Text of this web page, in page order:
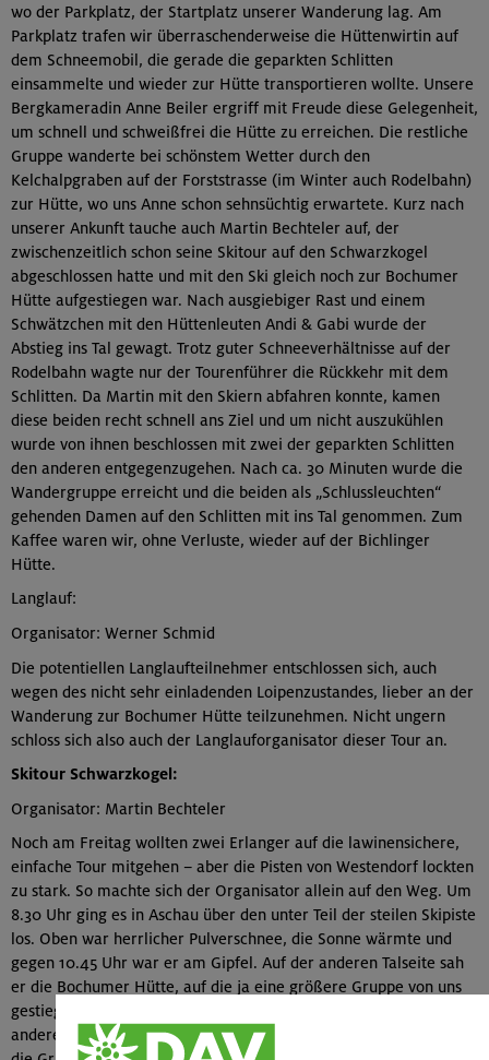
wo der Parkplatz, der Startplatz unserer Wanderung lag. Am
Parkplatz trafen wir überraschenderweise die Hüttenwirtin auf
dem Schneemobil, die gerade die geparkten Schlitten
einsammelte und wieder zur Hütte transportieren wollte. Unsere
Bergkameradin Anne Beiler ergriff mit Freude diese Gelegenheit,
um schnell und schweißfrei die Hütte zu erreichen. Die restliche
Gruppe wanderte bei schönstem Wetter durch den
Kelchalpgraben auf der Forststrasse (im Winter auch Rodelbahn)
zur Hütte, wo uns Anne schon sehnsüchtig erwartete. Kurz nach
unserer Ankunft tauche auch Martin Bechteler auf, der
zwischenzeitlich schon seine Skitour auf den Schwarzkogel
abgeschlossen hatte und mit den Ski gleich noch zur Bochumer
Hütte aufgestiegen war. Nach ausgiebiger Rast und einem
Schwätzchen mit den Hüttenleuten Andi & Gabi wurde der
Abstieg ins Tal gewagt. Trotz guter Schneeverhältnisse auf der
Rodelbahn wagte nur der Tourenführer die Rückkehr mit dem
Schlitten. Da Martin mit den Skiern abfahren konnte, kamen
diese beiden recht schnell ans Ziel und um nicht auszukühlen
wurde von ihnen beschlossen mit zwei der geparkten Schlitten
den anderen entgegenzugehen. Nach ca. 30 Minuten wurde die
Wandergruppe erreicht und die beiden als „Schlussleuchten“
gehenden Damen auf den Schlitten mit ins Tal genommen. Zum
Kaffee waren wir, ohne Verluste, wieder auf der Bichlinger
Hütte.
Langlauf:
Organisator: Werner Schmid
Die potentiellen Langlaufteilnehmer entschlossen sich, auch
wegen des nicht sehr einladenden Loipenzustandes, lieber an der
Wanderung zur Bochumer Hütte teilzunehmen. Nicht ungern
schloss sich also auch der Langlauforganisator dieser Tour an.
Skitour Schwarzkogel:
Organisator: Martin Bechteler
Noch am Freitag wollten zwei Erlanger auf die lawinensichere,
einfache Tour mitgehen – aber die Pisten von Westendorf lockten
zu stark. So machte sich der Organisator allein auf den Weg. Um
8.30 Uhr ging es in Aschau über den unter Teil der steilen Skipiste
los. Oben war herrlicher Pulverschnee, die Sonne wärmte und
gegen 10.45 Uhr war er am Gipfel. Auf der anderen Talseite sah
er die Bochumer Hütte, auf die ja eine größere Gruppe von uns
gestiegen war, er beschloß, schnell abzufahren, mit dem Auto ins
andere Tal zu wechseln und den anderen nachzusteigen. Er traf